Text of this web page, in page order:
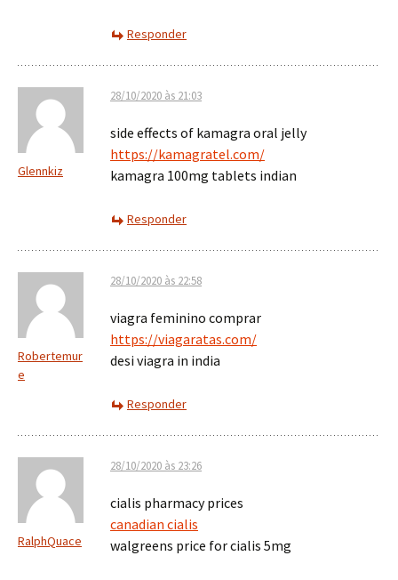
Responder
Glennkiz
28/10/2020 às 21:03
side effects of kamagra oral jelly
https://kamagratel.com/
kamagra 100mg tablets indian
Responder
Robertemur
e
28/10/2020 às 22:58
viagra feminino comprar
https://viagaratas.com/
desi viagra in india
Responder
RalphQuace
28/10/2020 às 23:26
cialis pharmacy prices
canadian cialis
walgreens price for cialis 5mg